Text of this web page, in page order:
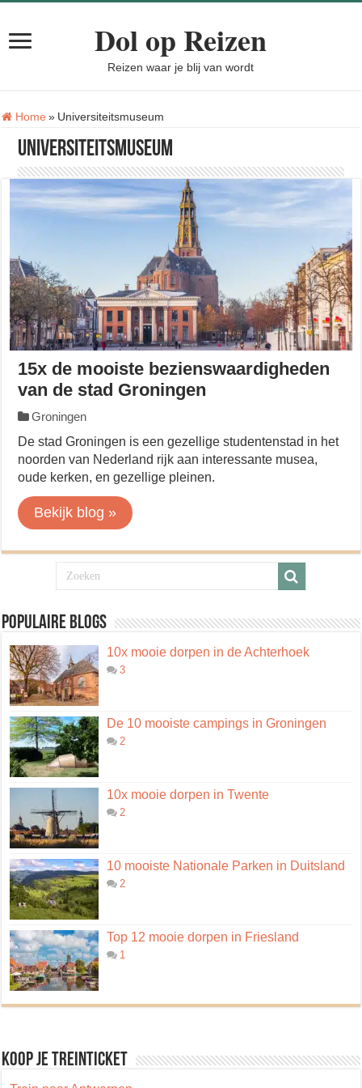
Dol op Reizen
Reizen waar je blij van wordt
Home » Tag:
Universiteitsmuseum
Universiteitsmuseum
15x de mooiste bezienswaardigheden
van de stad Groningen
Groningen
De stad Groningen is een gezellige studentenstad in het
noorden van Nederland rijk aan interessante musea,
oude kerken, en gezellige pleinen.
Bekijk blog »
Populaire blogs
10x mooie dorpen in de Achterhoek
3
De 10 mooiste campings in Groningen
2
10x mooie dorpen in Twente
2
10 mooiste Nationale Parken in Duitsland
2
Top 12 mooie dorpen in Friesland
1
Koop je treinticket